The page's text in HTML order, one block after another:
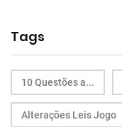
Tags
10 Questões a...
Alterações Leis Jogo